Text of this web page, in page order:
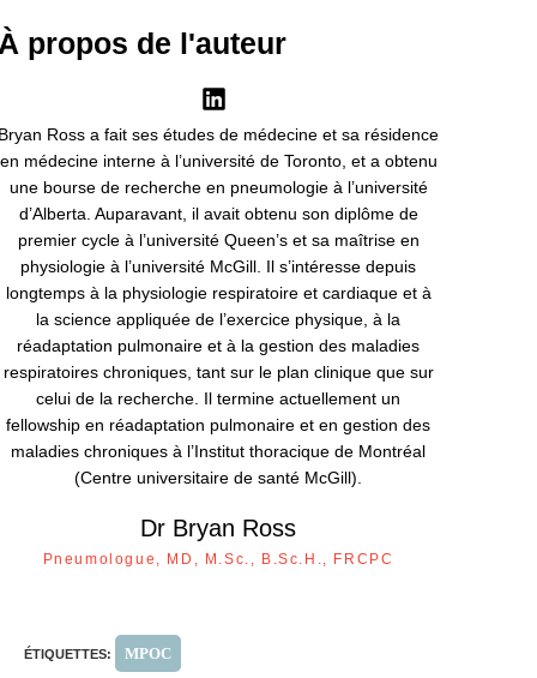
propos de l'auteur
Ross a fait ses études de médecine et sa résidence
en médecine interne à l’université de Toronto, et a obtenu
une bourse de recherche en pneumologie à l’université
d’Alberta. Auparavant, il avait obtenu son diplôme de
premier cycle à l’université Queen’s et sa maîtrise en
physiologie à l’université McGill. Il s’intéresse depuis
longtemps à la physiologie respiratoire et cardiaque et à
la science appliquée de l’exercice physique, à la
réadaptation pulmonaire et à la gestion des maladies
respiratoires chroniques, tant sur le plan clinique que sur
celui de la recherche. Il termine actuellement un
fellowship en réadaptation pulmonaire et en gestion des
maladies chroniques à l’Institut thoracique de Montréal
(Centre universitaire de santé McGill).
Dr Bryan Ross
Pneumologue, MD, M.Sc., B.Sc.H., FRCPC
ÉTIQUETTES: MPOC